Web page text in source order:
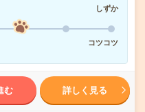
しずか
コツコツ
む 詳しく見る